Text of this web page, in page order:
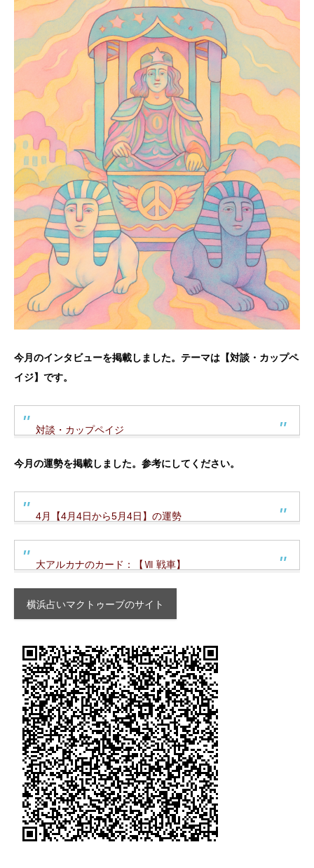
今月のインタビューを掲載しました。テーマは【対談・カップペ
イジ】です。
対談・カップペイジ
今月の運勢を掲載しました。参考にしてください。
4月【4月4日から5月4日】の運勢
大アルカナのカード：【Ⅶ 戦車】
横浜占いマクトゥーブのサイト